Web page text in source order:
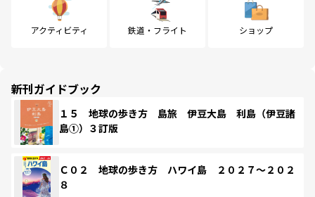
アクティビティ 鉄道・フライト ショップ
新刊ガイドブック
１５ 地球の歩き方 島旅 伊豆大島 利島（伊豆諸
島①）３訂版
Ｃ０２ 地球の歩き方 ハワイ島 ２０２７～２０２
８